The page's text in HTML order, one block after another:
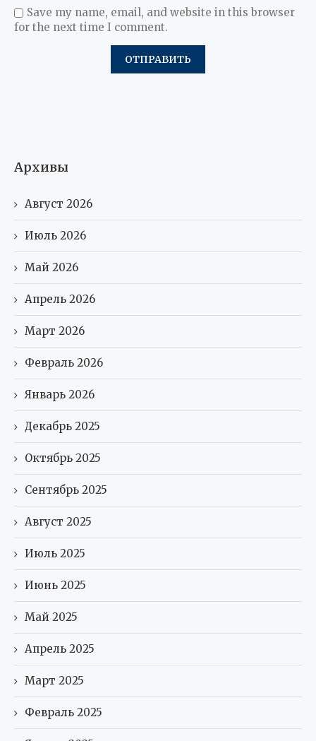
Save my name, email, and website in this browser
for the next time I comment.
Архивы
Август 2026
Июль 2026
Май 2026
Апрель 2026
Март 2026
Февраль 2026
Январь 2026
Декабрь 2025
Октябрь 2025
Сентябрь 2025
Август 2025
Июль 2025
Июнь 2025
Май 2025
Апрель 2025
Март 2025
Февраль 2025